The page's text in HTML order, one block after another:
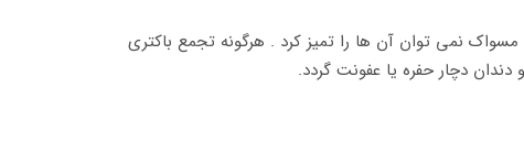
نمی توان آن ها را تمیز کرد . هرگونه تجمع باکتری
دچار حفره یا عفونت گردد.